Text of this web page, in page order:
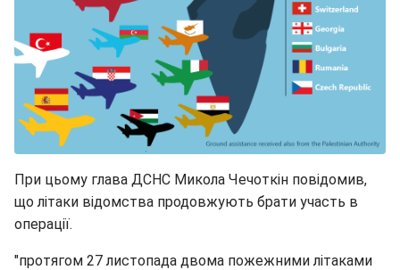
При цьому глава ДСНС Микола Чечоткін повідомив,
що літаки відомства продовжують брати участь в
операції.
"протягом 27 листопада двома пожежними літаками